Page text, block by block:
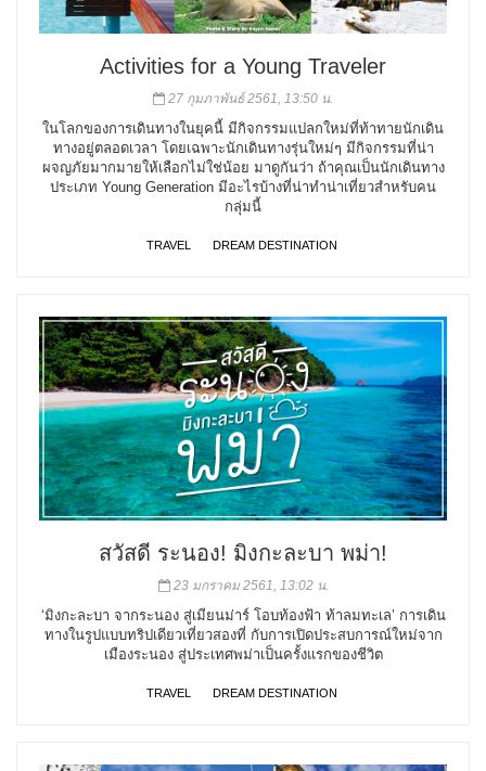
Activities for a Young Traveler
27 กุมภาพันธ์ 2561, 13:50 น.
ในโลกของการเดินทางในยุคนี้ มีกิจกรรมแปลกใหม่ที่ท้าทายนักเดิน
ทางอยู่ตลอดเวลา โดยเฉพาะนักเดินทางรุ่นใหม่ๆ มีกิจกรรมที่น่า
ผจญภัยมากมายให้เลือกไม่ใช่น้อย มาดูกันว่า ถ้าคุณเป็นนักเดินทาง
ประเภท Young Generation มีอะไรบ้างที่น่าทำน่าเที่ยวสำหรับคน
กลุ่มนี้
TRAVEL DREAM DESTINATION
สวัสดี ระนอง! มิงกะละบา พม่า!
23 มกราคม 2561, 13:02 น.
‘มิงกะละบา จากระนอง สู่เมียนม่าร์ โอบท้องฟ้า ท้าลมทะเล’ การเดิน
ทางในรูปแบบทริปเดียวเที่ยวสองที่ กับการเปิดประสบการณ์ใหม่จาก
เมืองระนอง สู่ประเทศพม่าเป็นครั้งแรกของชีวิต
TRAVEL DREAM DESTINATION